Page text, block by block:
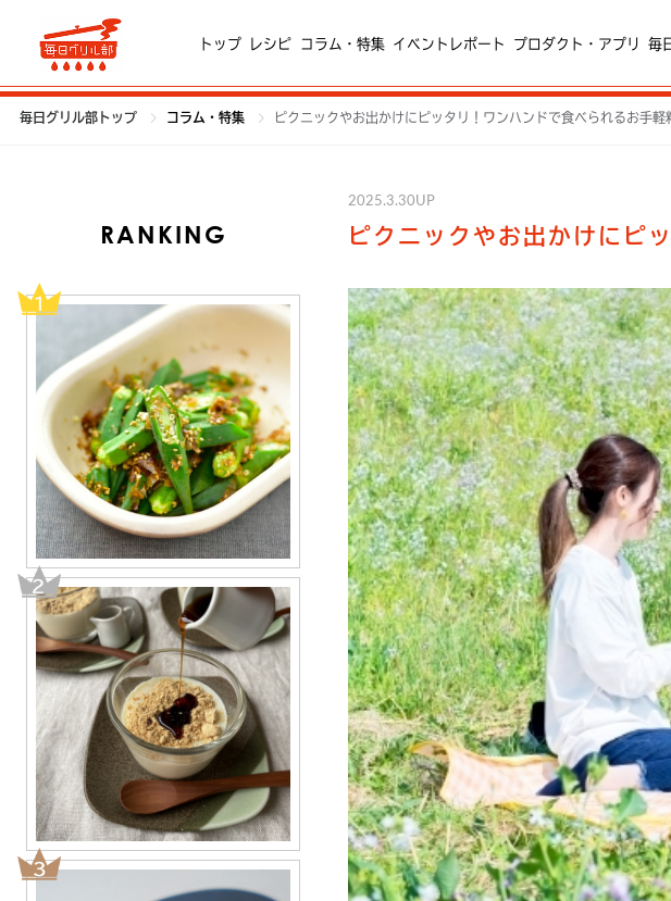
トップ レシピ コラム・特集 イベントレポート プロダクト・アプリ 毎
毎日グリル部トップ コラム・特集 ピクニックやお出かけにピッタリ！ワンハンドで食べられるお手軽
RANKING
2025.3.30UP
ピクニックやお出かけにピ